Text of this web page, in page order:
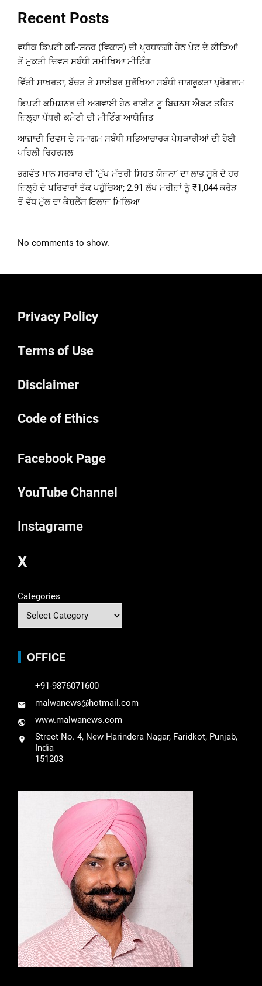
Recent Posts
ਵਧੀਕ ਡਿਪਟੀ ਕਮਿਸ਼ਨਰ (ਵਿਕਾਸ) ਦੀ ਪ੍ਰਧਾਨਗੀ ਹੇਠ ਪੇਟ ਦੇ ਕੀੜਿਆਂ
ਤੋਂ ਮੁਕਤੀ ਦਿਵਸ ਸਬੰਧੀ ਸਮੀਖਿਆ ਮੀਟਿੰਗ
ਵਿੱਤੀ ਸਾਖਰਤਾ, ਬੱਚਤ ਤੇ ਸਾਈਬਰ ਸੁਰੱਖਿਆ ਸਬੰਧੀ ਜਾਗਰੂਕਤਾ ਪ੍ਰੋਗਰਾਮ
ਡਿਪਟੀ ਕਮਿਸ਼ਨਰ ਦੀ ਅਗਵਾਈ ਹੇਠ ਰਾਈਟ ਟੂ ਬਿਜ਼ਨਸ ਐਕਟ ਤਹਿਤ
ਜ਼ਿਲ੍ਹਾ ਪੱਧਰੀ ਕਮੇਟੀ ਦੀ ਮੀਟਿੰਗ ਆਯੋਜਿਤ
ਆਜ਼ਾਦੀ ਦਿਵਸ ਦੇ ਸਮਾਗਮ ਸਬੰਧੀ ਸਭਿਆਚਾਰਕ ਪੇਸ਼ਕਾਰੀਆਂ ਦੀ ਹੋਈ
ਪਹਿਲੀ ਰਿਹਰਸਲ
ਭਗਵੰਤ ਮਾਨ ਸਰਕਾਰ ਦੀ ‘ਮੁੱਖ ਮੰਤਰੀ ਸਿਹਤ ਯੋਜਨਾ’ ਦਾ ਲਾਭ ਸੂਬੇ ਦੇ ਹਰ
ਜ਼ਿਲ੍ਹੇ ਦੇ ਪਰਿਵਾਰਾਂ ਤੱਕ ਪਹੁੰਚਿਆ; 2.91 ਲੱਖ ਮਰੀਜ਼ਾਂ ਨੂੰ ₹1,044 ਕਰੋੜ
ਤੋਂ ਵੱਧ ਮੁੱਲ ਦਾ ਕੈਸ਼ਲੈੱਸ ਇਲਾਜ ਮਿਲਿਆ
No comments to show.
Privacy Policy
Terms of Use
Disclaimer
Code of Ethics
Facebook Page
YouTube Channel
Instagrame
X
Categories
OFFICE
+91-9876071600
malwanews@hotmail.com
www.malwanews.com
Street No. 4, New Harindera Nagar, Faridkot, Punjab,
India
151203